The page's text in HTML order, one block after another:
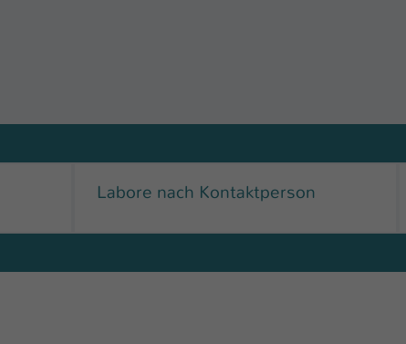
Labore nach Kontaktperson
Anbieter TYPO3
Laufzeit 1 Woche
Dieses Cookie ist ein Standard-Session-Cookie